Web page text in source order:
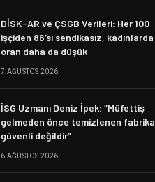
DİSK-AR ve ÇSGB Verileri: Her 100
işçiden 86’sı sendikasız, kadınlarda
oran daha da düşük
7 AĞUSTOS 2026
İSG Uzmanı Deniz İpek: “Müfettiş
gelmeden önce temizlenen fabrika
güvenli değildir”
6 AĞUSTOS 2026